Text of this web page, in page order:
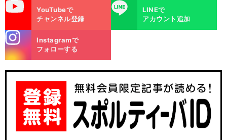
YouTubeで
チャンネル登録
LINE
LINEで
アカウント追加
m
Instagramで
フォローする